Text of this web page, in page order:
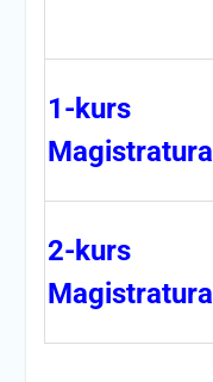
1-kurs
Magistratura
2-kurs
Magistratura